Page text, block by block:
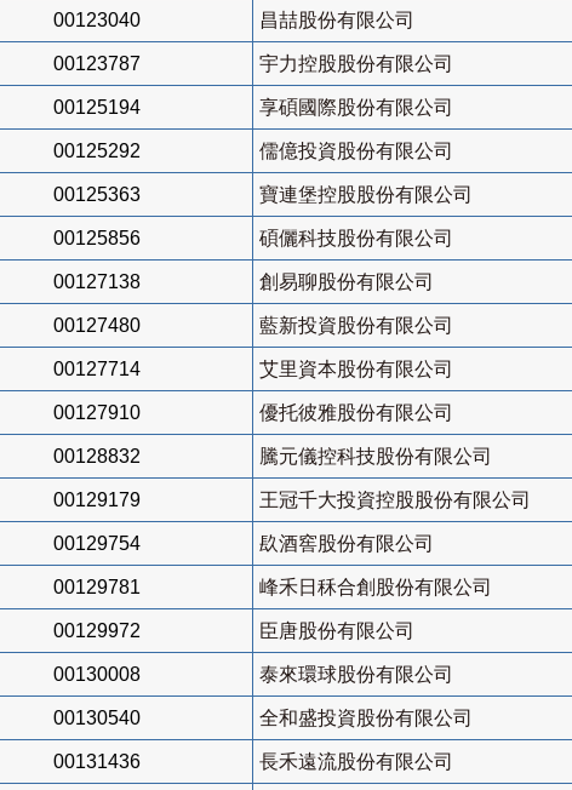
00123040 昌喆股份有限公司
00123787 宇力控股股份有限公司
00125194 享碩國際股份有限公司
00125292 儒億投資股份有限公司
00125363 寶連堡控股股份有限公司
00125856 碩儷科技股份有限公司
00127138 創易聊股份有限公司
00127480 藍新投資股份有限公司
00127714 艾里資本股份有限公司
00127910 優托彼雅股份有限公司
00128832 騰元儀控科技股份有限公司
00129179 王冠千大投資控股股份有限公司
00129754 镹酒窖股份有限公司
00129781 峰禾日秝合創股份有限公司
00129972 臣唐股份有限公司
00130008 泰來環球股份有限公司
00130540 全和盛投資股份有限公司
00131436 長禾遠流股份有限公司